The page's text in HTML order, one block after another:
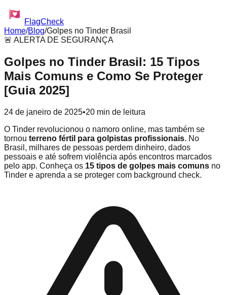
FlagCheck
Home/Blog/Golpes no Tinder Brasil
🚨 ALERTA DE SEGURANÇA
Golpes no Tinder Brasil: 15 Tipos
Mais Comuns e Como Se Proteger
[Guia 2025]
24 de janeiro de 2025•20 min de leitura
O Tinder revolucionou o namoro online, mas também se
tornou terreno fértil para golpistas profissionais. No
Brasil, milhares de pessoas perdem dinheiro, dados
pessoais e até sofrem violência após encontros marcados
pelo app. Conheça os 15 tipos de golpes mais comuns no
Tinder e aprenda a se proteger com background check.